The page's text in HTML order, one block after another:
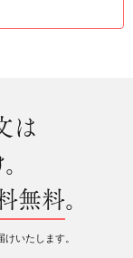
は
無料。
いたします。